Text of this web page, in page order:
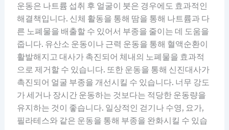
운동은 나트륨 섭취 후 얼굴이 붓은 경우에도 효과적인
해결책입니다. 신체 활동을 통해 땀을 통해 나트륨과 다
른 노폐물을 배출할 수 있어서 부종을 줄이는 데 도움을
줍니다. 유산소 운동이나 근력 운동을 통해 혈액순환이
활발해지고 대사가 촉진되어 체내의 노폐물을 효과적
으로 제거할 수 있습니다. 또한 운동을 통해 신진대사가
촉진되어 얼굴 부종을 개선시킬 수 있습니다. 너무 강도
가 세거나 장시간 운동하는 것보다는 적당한 운동량을
유지하는 것이 좋습니다. 일상적인 걷기나 수영, 요가,
필라테스와 같은 운동을 통해 부종을 완화시킬 수 있습